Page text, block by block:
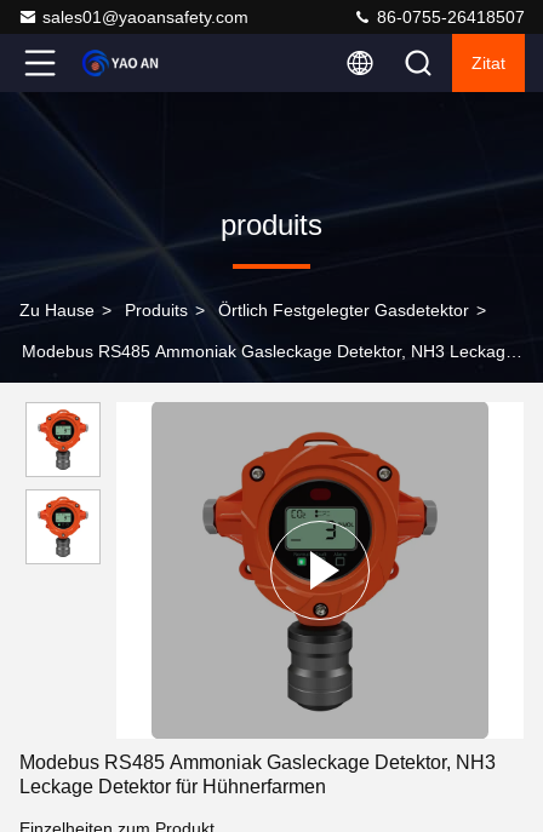
sales01@yaoansafety.com 86-0755-26418507
Zitat
produits
Zu Hause > Produits > Örtlich Festgelegter Gasdetektor >
Modebus RS485 Ammoniak Gasleckage Detektor, NH3 Leckage
Modebus RS485 Ammoniak Gasleckage Detektor, NH3
Leckage Detektor für Hühnerfarmen